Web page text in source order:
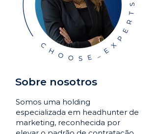
Sobre nosotros
Somos uma holding
especializada em headhunter de
marketing, reconhecida por